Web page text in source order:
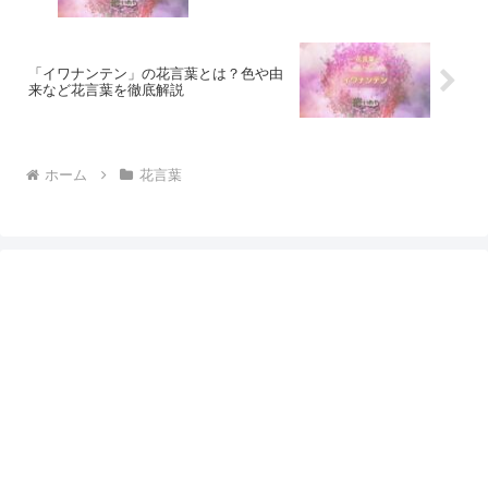
「イワナンテン」の花言葉とは？色や由
来など花言葉を徹底解説
ホーム 花言葉